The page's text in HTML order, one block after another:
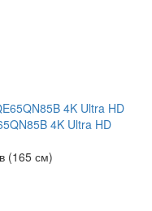
4K Ultra HD
(165 см)